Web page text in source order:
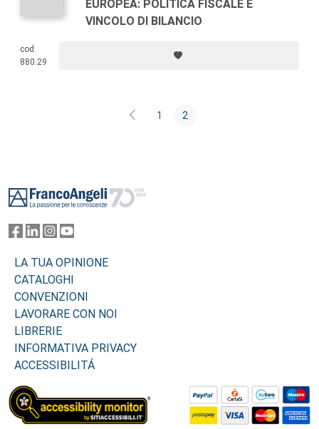
EUROPEA: POLITICA FISCALE E
VINCOLO DI BILANCIO
cod.
880.29
1 2
LA TUA OPINIONE
CATALOGHI
CONVENZIONI
LAVORARE CON NOI
LIBRERIE
INFORMATIVA PRIVACY
ACCESSIBILITÁ